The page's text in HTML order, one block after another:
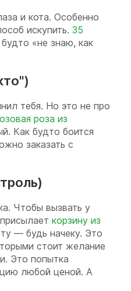
и кота. Особенно
искупить. 35
«не знаю, как
тебя. Но это не про
роза из
Как будто боится
заказать с
Чтобы вызвать у
корзину из
— будь начеку. Это
стоит желание
Это попытка
любой ценой. А